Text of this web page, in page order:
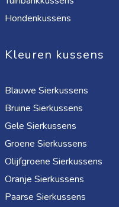
Hondenkussens
Kleuren kussens
Blauwe Sierkussens
Bruine Sierkussens
Gele Sierkussens
Groene Sierkussens
Olijfgroene Sierkussens
Oranje Sierkussens
Paarse Sierkussens